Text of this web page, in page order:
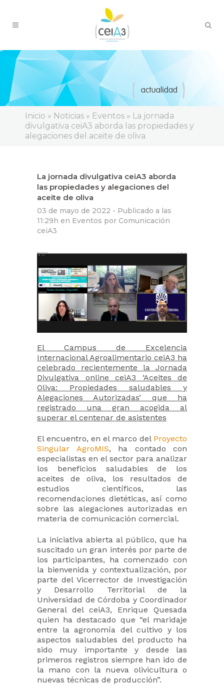
Inicio » Noticias » Eventos » La jornada
divulgativa ceiA3 aborda las propiedades y
alegaciones del aceite de oliva
La jornada divulgativa ceiA3 aborda
las propiedades y alegaciones del
aceite de oliva
03 de mayo de 2022 - Publicado a las
11:29h en Eventos por Comunicación
ceiA3
El Campus de Excelencia
Internacional Agroalimentario ceiA3 ha
celebrado recientemente la Jornada
Divulgativa online ceiA3 ‘Aceites de
Oliva: Propiedades saludables y
Alegaciones Autorizadas’ que ha
registrado una gran acogida al
superar el centenar de asistentes
El encuentro, en el marco del Proyecto
Singular AgroMIS, ha contado con
especialistas en el sector para analizar
los beneficios saludables de los
aceites de oliva, los resultados de
estudios científicos, las
recomendaciones dietéticas, así como
sobre las alegaciones autorizadas en
materia de comunicación comercial.
La iniciativa abierta al público, que ha
suscitado un gran interés por parte de
los participantes, ha comenzado con
la bienvenida y contextualización, por
parte del Vicerrector de Investigación
y Desarrollo Territorial de la
Universidad de Córdoba y Coordinador
General del ceiA3, Enrique Quesada
quien ha destacado que “el maridaje
entre la agronomía del cultivo y los
aspectos saludables del producto ha
sido muy importante y desde las
primeros registros siempre han ido de
la mano con la nueva olivicultura o
nuevas técnicas de producción”.